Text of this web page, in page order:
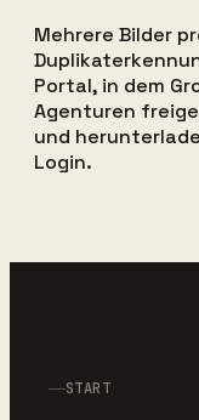
Mehrere Bilder
Portal, in dem
Agenturen
und
Login.
START